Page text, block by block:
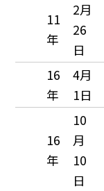
11
年
2月
26
日
16
年
4月
1日
16
年
10
月
10
日